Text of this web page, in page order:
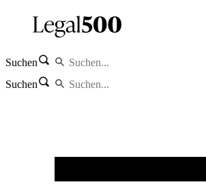
Suchen
Suchen